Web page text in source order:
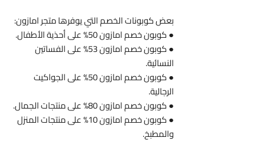
بعض كوبونات الخصم التي يوفرها متجر امازون:
● كوبون خصم امازون 50% على أحذية الأطفال.
● كوبون خصم امازون 53% على الفساتين
النسائية.
● كوبون خصم امازون 50% على الجواكيت
الرجالية.
● كوبون خصم امازون 80% على منتجات الجمال.
● كوبون خصم امازون 10% على منتجات المنزل
والمطبخ.